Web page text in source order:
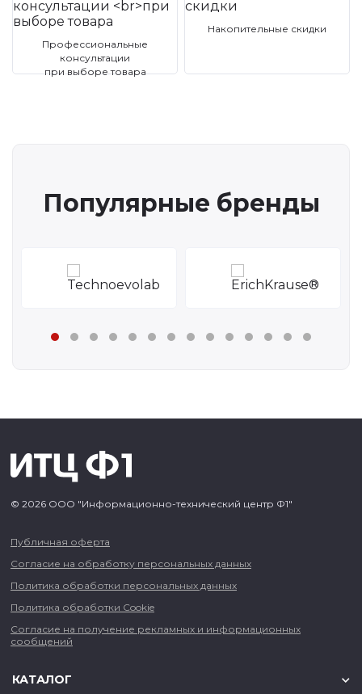
Профессиональные
консультации
при выборе товара
Накопительные скидки
Популярные бренды
© 2026 ООО "Информационно-технический центр Ф1"
Публичная оферта
Согласие на обработку персональных данных
Политика обработки персональных данных
Политика обработки Cookie
Согласие на получение рекламных и информационных
сообщений
КАТАЛОГ